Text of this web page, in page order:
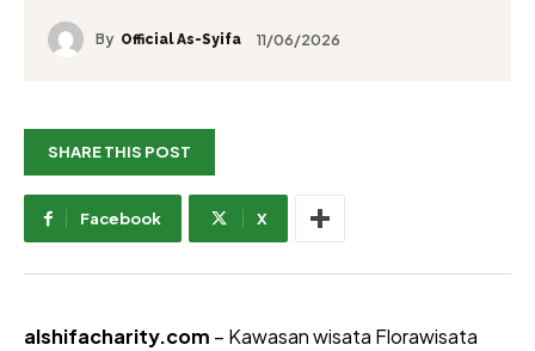
By Official As-Syifa 11/06/2026
SHARE THIS POST
Facebook X
alshifacharity.com – Kawasan wisata Florawisata